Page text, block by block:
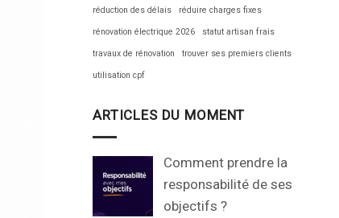
réduction des délais réduire charges fixes
rénovation électrique 2026 statut artisan frais
travaux de rénovation trouver ses premiers clients
utilisation cpf
ARTICLES DU MOMENT
Comment prendre la
responsabilité de ses
objectifs ?